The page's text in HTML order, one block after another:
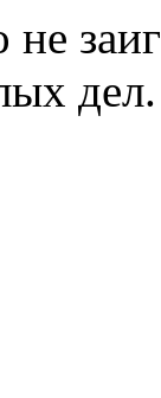
дел.